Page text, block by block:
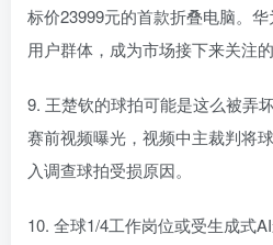
标价23999元的首款折叠电脑。
用户群体，成为市场接下来关注的
9. 王楚钦的球拍可能是这么被弄
赛前视频曝光，视频中主裁判将
入调查球拍受损原因。
10. 全球1/4工作岗位或受生成式